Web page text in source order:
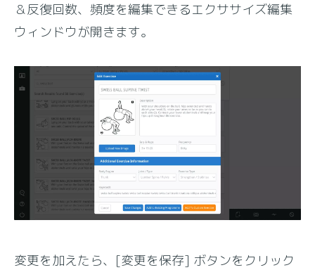
＆反復回数、頻度を編集できるエクササイズ編集
ウィンドウが開きます。
変更を加えたら、[変更を保存] ボタンをクリック